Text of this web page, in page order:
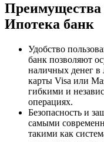
Преимущества
Ипотека банк
Удобство
банк позволяют
наличных денег
карты Visa или
гибкими и
операциях.
Безопасность и
самыми
такими как